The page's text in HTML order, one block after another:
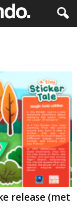
release (met